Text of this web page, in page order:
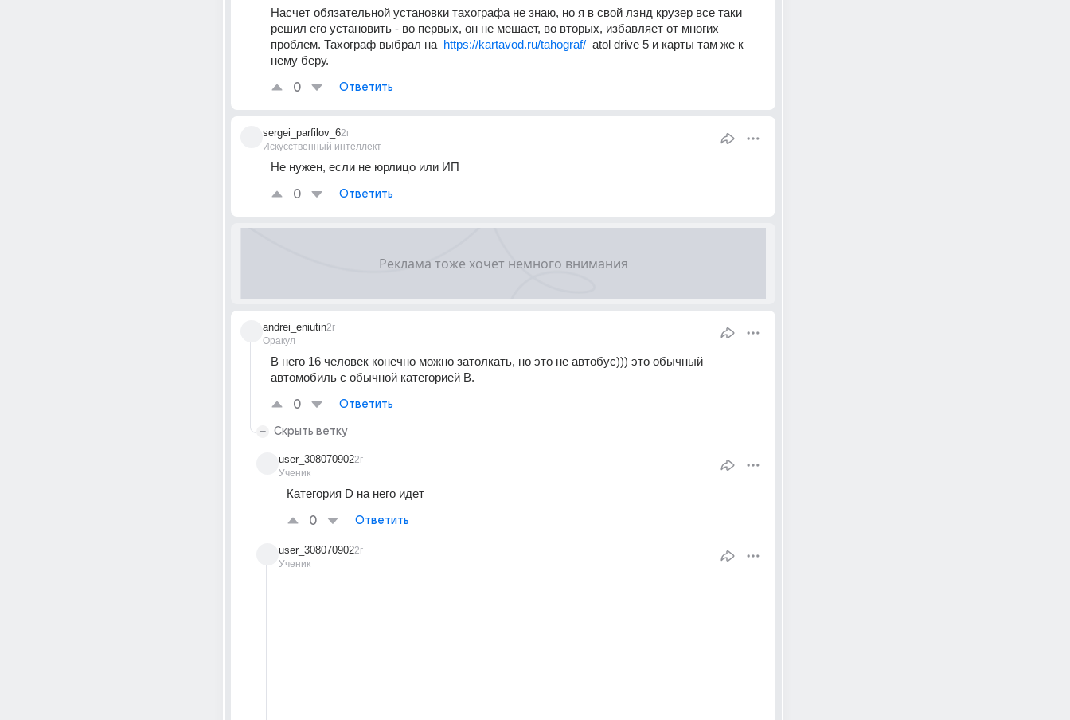
Насчет обязательной установки тахографа не знаю, но я в свой лэнд крузер все таки
решил его установить - во первых, он не мешает, во вторых, избавляет от многих
проблем. Тахограф выбрал нa https://kartavod.ru/tahograf/
  atol drive 5 и карты тaм же к
нему беру.
0 Ответить
sergei_parfilov_6
Искусственный интеллект
2г
Не нужен, если не юрлицо или ИП
0 Ответить
andrei_eniutin
Оракул
2г
В него 16 человек конечно можно затолкать, но это не автобус))) это обычный
автомобиль с обычной категорией В.
0 Ответить
Скрыть ветку
user_308070902
Ученик
2г
Категория D на него идет
0 Ответить
user_308070902
Ученик
2г